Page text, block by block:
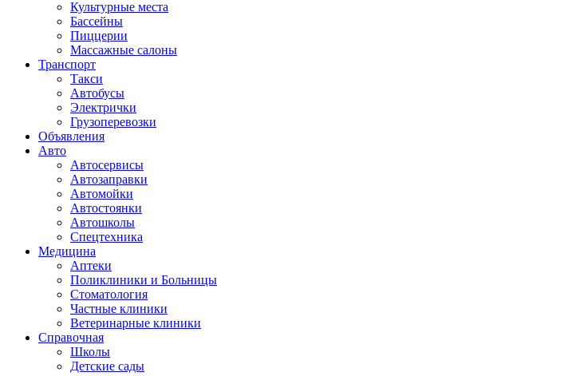
Культурные места
Бассейны
Пиццерии
Массажные салоны
Транспорт
Такси
Автобусы
Электрички
Грузоперевозки
Объявления
Авто
Автосервисы
Автозаправки
Автомойки
Автостоянки
Автошколы
Спецтехника
Медицина
Аптеки
Поликлиники и Больницы
Стоматология
Частные клиники
Ветеринарные клиники
Справочная
Школы
Детские сады